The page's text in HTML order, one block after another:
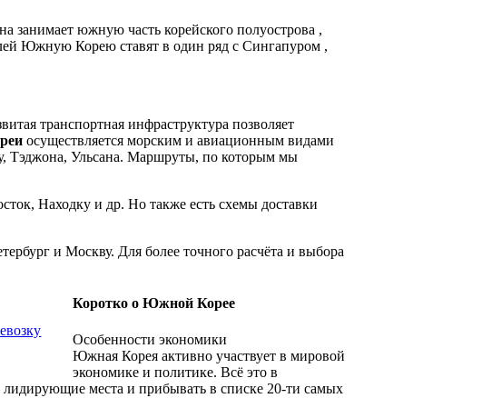
занимает южную часть корейского полуострова ,
Южную Корею ставят в один ряд с Сингапуром ,
транспортная инфраструктура позволяет
осуществляется морским и авиационным видами
Тэджона, Ульсана. Маршруты, по которым мы
Находку и др. Но также есть схемы доставки
и Москву. Для более точного расчёта и выбора
Коротко о Южной Корее
Особенности экономики
Южная Корея активно участвует в мировой
экономике и политике. Всё это в
места и прибывать в списке 20-ти самых